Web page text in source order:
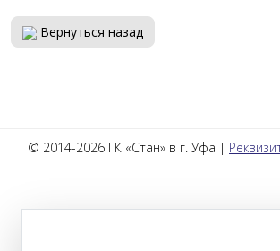
Вернуться назад
© 2014-2026 ГК «Стан» в г. Уфа |